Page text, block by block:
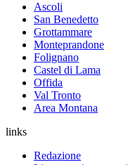
Ascoli
San Benedetto
Grottammare
Monteprandone
Folignano
Castel di Lama
Offida
Val Tronto
Area Montana
links
Redazione